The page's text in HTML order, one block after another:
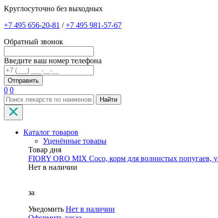
Круглосуточно без выходных
+7 495 656-20-81 /+7 495 981-57-67
Обратный звонок
Введите ваш номер телефона
0 0
Найти
Каталог товаров
Уценённые товары
Товар дня
FIORY ORO MIX Coco, корм для волнистых попугаев,
Нет в наличии
за
Уведомить Нет в наличии